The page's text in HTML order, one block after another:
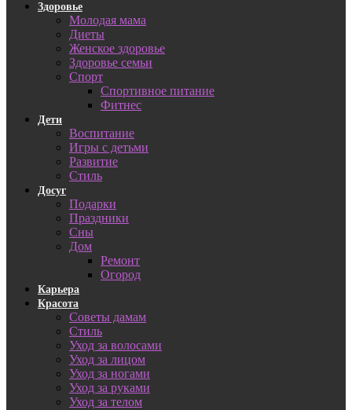
Здоровье
Молодая мама
Диеты
Женское здоровье
Здоровье семьи
Спорт
Спортивное питание
Фитнес
Дети
Воспитание
Игры с детьми
Развитие
Стиль
Досуг
Подарки
Праздники
Сны
Дом
Ремонт
Огород
Карьера
Красота
Советы дамам
Стиль
Уход за волосами
Уход за лицом
Уход за ногами
Уход за руками
Уход за телом